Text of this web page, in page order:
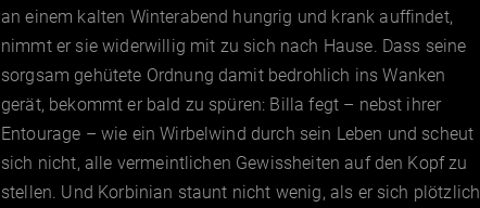
an einem kalten Winterabend hungrig und krank auffindet,
nimmt er sie widerwillig mit zu sich nach Hause. Dass seine
sorgsam gehütete Ordnung damit bedrohlich ins Wanken
gerät, bekommt er bald zu spüren: Billa fegt – nebst ihrer
Entourage – wie ein Wirbelwind durch sein Leben und scheut
sich nicht, alle vermeintlichen Gewissheiten auf den Kopf zu
stellen. Und Korbinian staunt nicht wenig, als er sich plötzlich